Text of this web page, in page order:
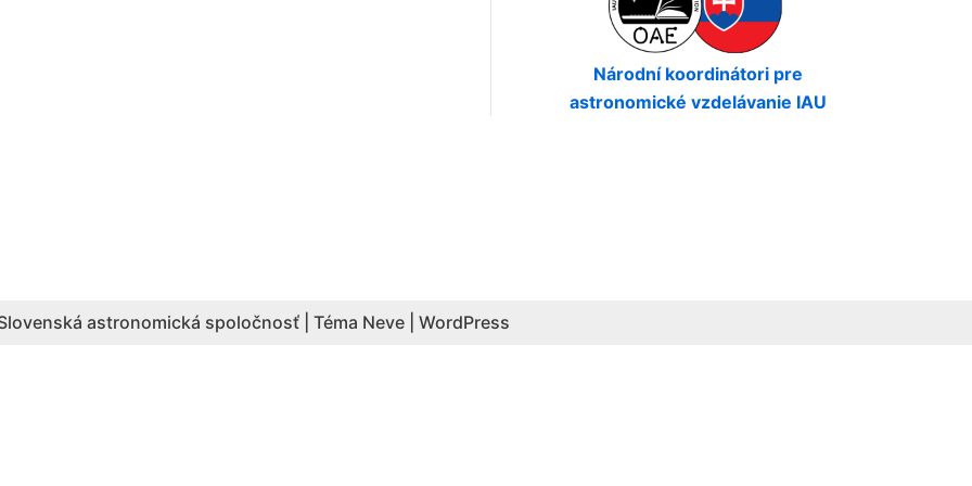
Národní koordinátori pre
astronomické vzdelávanie IAU
astronomická spoločnosť | Téma Neve WordPress